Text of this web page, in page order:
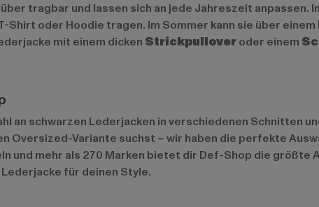
tragbar und lassen sich an jede Jahreszeit
Shirt oder Hoodie tragen. Im Sommer kann sie über einem
mit einem dicken Strickpulloveroder einem
an schwarzen Lederjacken in verschiedenen Schnitten
Oversized-Variante suchst – wir haben die perfekte
und mehr als 270 Marken bietet dir Def-Shop die größte
für deinen Style.